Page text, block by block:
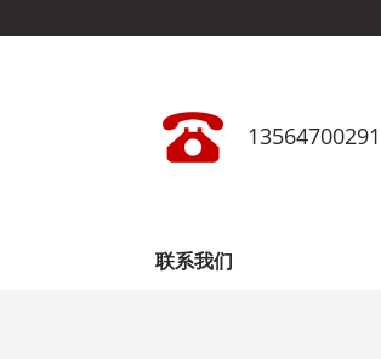
13564700291
联系我们